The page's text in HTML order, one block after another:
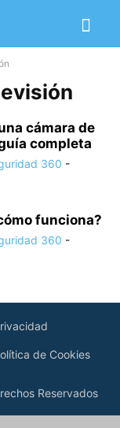
cámara de
completa
360 -
funciona?
360 -
de Cookies
Reservados